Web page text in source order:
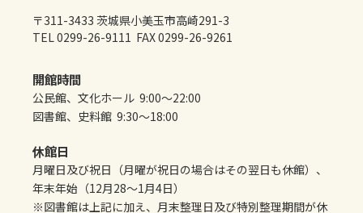
〒311-3433 茨城県小美玉市高崎291-3
TEL 0299-26-9111 FAX 0299-26-9261
開館時間
公民館、文化ホール 9:00～22:00
図書館、史料館 9:30～18:00
休館日
月曜日及び祝日（月曜が祝日の場合はその翌日も休館）、
年末年始（12月28～1月4日）
※図書館は上記に加え、月末整理日及び特別整理期間が休